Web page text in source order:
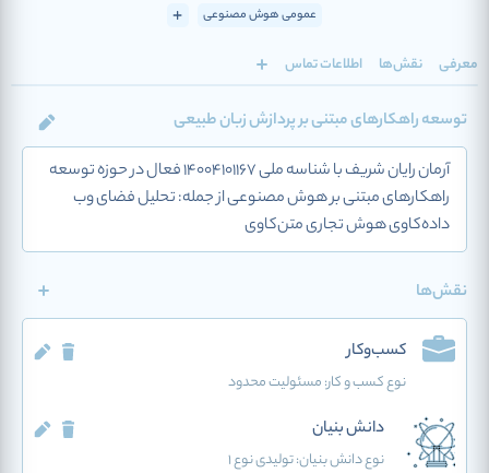
عمومی هوش مصنوعی
معرفی نقش‌ها اطلاعات تماس
توسعه راهکارهای مبتنی بر پردازش زبان طبیعی
آرمان رایان شریف با شناسه ملی 14004101167 فعال در حوزه توسعه
راهکارهای مبتنی بر هوش مصنوعی از جمله: تحلیل فضای وب
داده‌کاوی هوش تجاری متن‌کاوی
نقش‌ها
کسب‌وکار
نوع کسب و کار:مسئولیت محدود
دانش بنیان
نوع دانش بنیان: تولیدی نوع 1